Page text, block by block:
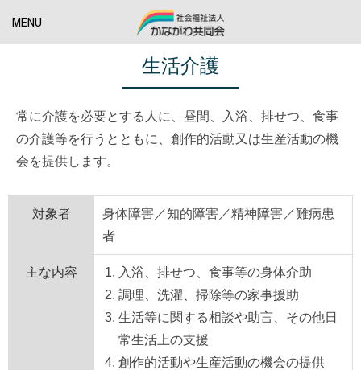
MENU
生活介護
常に介護を必要とする人に、昼間、入浴、排せつ、食事
の介護等を行うとともに、創作的活動又は生産活動の機
会を提供します。
対象者
身体障害／知的障害／精神障害／難病患
者
主な内容
入浴、排せつ、食事等の身体介助
調理、洗濯、掃除等の家事援助
生活等に関する相談や助言、その他日
常生活上の支援
創作的活動や生産活動の機会の提供